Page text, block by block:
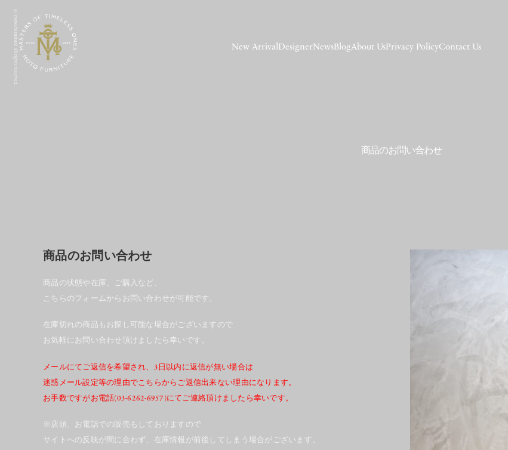
© moto furniture all rights reserved. New Arrival DesignerNewsBlogAbout UsPrivacy PolicyContact Us
商品のお問い合わせ
商品のお問い合わせ
商品の状態や在庫、ご購入など、
こちらのフォームからお問い合わせが可能です。
在庫切れの商品もお探し可能な場合がございますので
お気軽にお問い合わせ頂けましたら幸いです。
メールにてご返信を希望され、3日以内に返信が無い場合は
迷惑メール設定等の理由でこちらからご返信出来ない理由になります。
お手数ですがお電話(03-6262-6957)にてご連絡頂けましたら幸いです。
※店頭、お電話での販売もしておりますので
サイトへの反映が間に合わず、在庫情報が前後してしまう場合がございます。